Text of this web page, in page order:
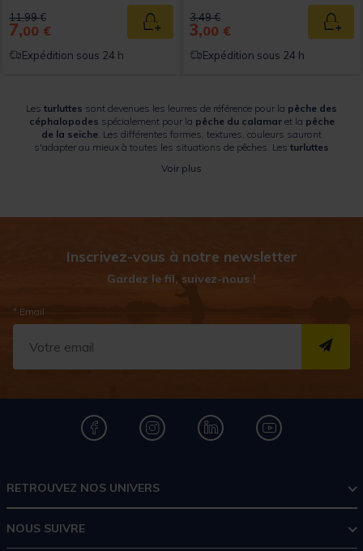
Price reduced from
11,99 €to
7,00 € Ajouter au panier
Expédition sous 24 h
Price reduced from
3,49 €to
3,00 €
Expédition sous 24 h
Les turluttes sont devenues les leurres de référence pour la pêche des
céphalopodes spécialement pour la pêche du calamaret la pêche
de la seiche. Les différentes formes, textures, couleurs sauront
s'adapter au mieux à toutes les situations de pêches. Les turluttes
en bord de mer. Les montages Tataki, quant à eux,
Voir plus
Inscrivez-vous à notre newsletter
Gardez le fil, suivez-nous !
* Email
RETROUVEZ NOS UNIVERS
NOUS SUIVRE